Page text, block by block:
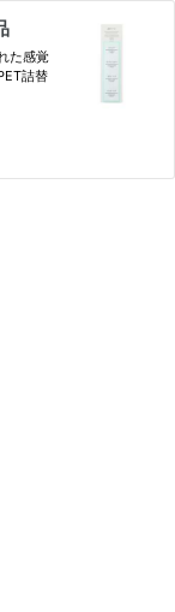
た感覚
詰替